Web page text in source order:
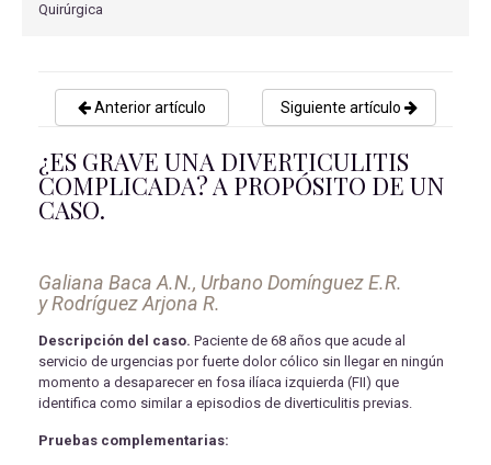
Quirúrgica
Anterior artículo Siguiente artículo
¿ES GRAVE UNA DIVERTICULITIS
COMPLICADA? A PROPÓSITO DE UN
CASO.
Galiana Baca A.N., Urbano Domínguez E.R.
y Rodríguez Arjona R.
Descripción del caso. Paciente de 68 años que acude al
servicio de urgencias por fuerte dolor cólico sin llegar en ningún
momento a desaparecer en fosa ilíaca izquierda (FII) que
identifica como similar a episodios de diverticulitis previas.
Pruebas complementarias: